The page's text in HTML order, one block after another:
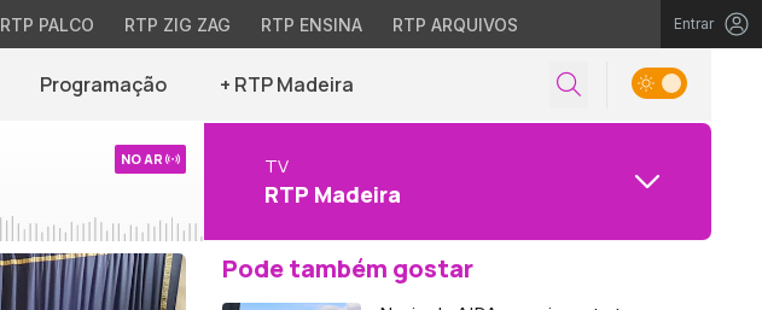
RTP PALCO RTP ZIG ZAG RTP ENSINA RTP ARQUIVOS Entrar
Programação + RTP Madeira
NO AR TV
RTP Madeira
Pode também gostar